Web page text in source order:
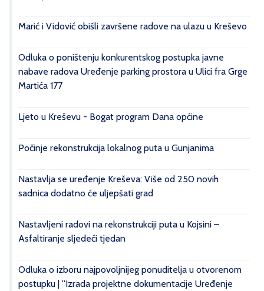
Marić i Vidović obišli završene radove na ulazu u Kreševo
Odluka o poništenju konkurentskog postupka javne
nabave radova Uređenje parking prostora u Ulici fra Grge
Martića 177
Ljeto u Kreševu - Bogat program Dana općine
Počinje rekonstrukcija lokalnog puta u Gunjanima
Nastavlja se uređenje Kreševa: Više od 250 novih
sadnica dodatno će uljepšati grad
Nastavljeni radovi na rekonstrukciji puta u Kojsini –
Asfaltiranje sljedeći tjedan
Odluka o izboru najpovoljnijeg ponuditelja u otvorenom
postupku | ''Izrada projektne dokumentacije Uređenje